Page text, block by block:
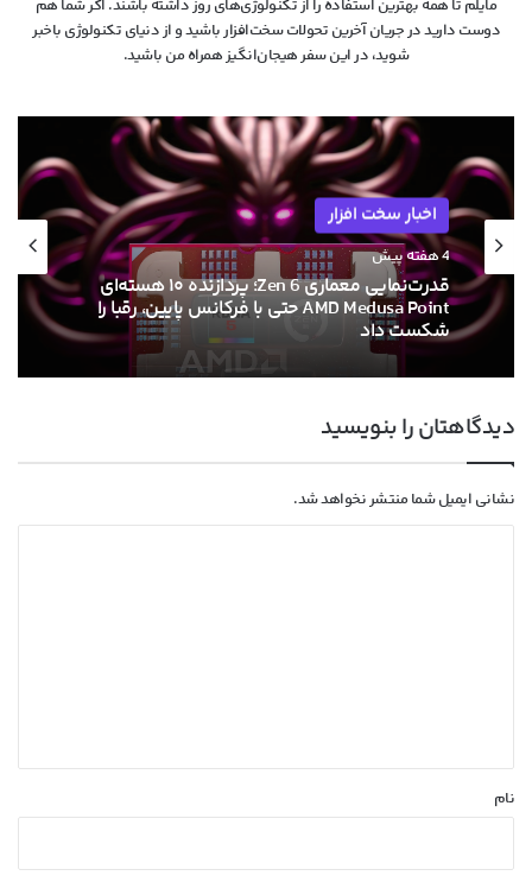
مایلم تا همه بهترین استفاده را از تکنولوژی‌های روز داشته باشند. اگر شما هم
دوست دارید در جریان آخرین تحولات سخت‌افزار باشید و از دنیای تکنولوژی‌ باخبر
شوید، در این سفر هیجان‌انگیز همراه من باشید.
اخبار سخت افزار
4 هفته پیش
قدرت‌نمایی معماری Zen 6؛ پردازنده ۱۰ هسته‌ای
AMD Medusa Point حتی با فرکانس پایین، رقبا را
شکست داد
اخبار سخت افزار
۱۳ خرداد ۱۴۰۵
هوشمند به استقبال نسل بعدی کارت‌های
گرافیک انویدیا رفت
دیدگاهتان را بنویسید
نشانی ایمیل شما منتشر نخواهد شد.
نام